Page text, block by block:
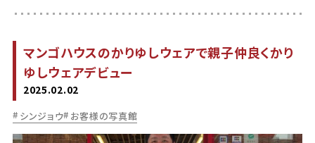
マンゴハウスのかりゆしウェアで親子仲良くかり
ゆしウェアデビュー
2025.02.02
シンジョウ お客様の写真館